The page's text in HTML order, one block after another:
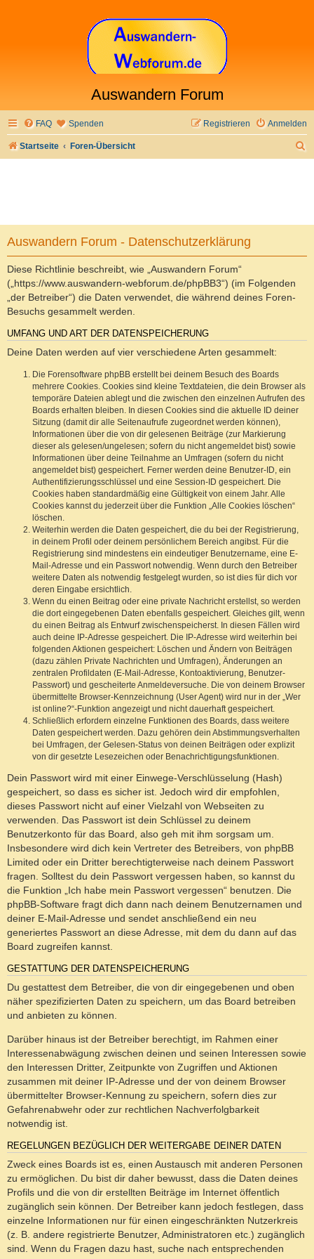
Auswandern Forum
FAQ Spenden Anmelden
Registrieren
Startseite Foren-Übersicht
Auswandern Forum - Datenschutzerklärung
Diese Richtlinie beschreibt, wie „Auswandern Forum“
(„https://www.auswandern-webforum.de/phpBB3“) (im Folgenden
„der Betreiber“) die Daten verwendet, die während deines Foren-
Besuchs gesammelt werden.
UMFANG UND ART DER DATENSPEICHERUNG
Deine Daten werden auf vier verschiedene Arten gesammelt:
Die Forensoftware phpBB erstellt bei deinem Besuch des Boards
mehrere Cookies. Cookies sind kleine Textdateien, die dein Browser als
temporäre Dateien ablegt und die zwischen den einzelnen Aufrufen des
Boards erhalten bleiben. In diesen Cookies sind die aktuelle ID deiner
Sitzung (damit dir alle Seitenaufrufe zugeordnet werden können),
Informationen über die von dir gelesenen Beiträge (zur Markierung
dieser als gelesen/ungelesen; sofern du nicht angemeldet bist) sowie
Informationen über deine Teilnahme an Umfragen (sofern du nicht
angemeldet bist) gespeichert. Ferner werden deine Benutzer-ID, ein
Authentifizierungsschlüssel und eine Session-ID gespeichert. Die
Cookies haben standardmäßig eine Gültigkeit von einem Jahr. Alle
Cookies kannst du jederzeit über die Funktion „Alle Cookies löschen“
löschen.
Weiterhin werden die Daten gespeichert, die du bei der Registrierung,
in deinem Profil oder deinem persönlichem Bereich angibst. Für die
Registrierung sind mindestens ein eindeutiger Benutzername, eine E-
Mail-Adresse und ein Passwort notwendig. Wenn durch den Betreiber
weitere Daten als notwendig festgelegt wurden, so ist dies für dich vor
deren Eingabe ersichtlich.
Wenn du einen Beitrag oder eine private Nachricht erstellst, so werden
die dort eingegebenen Daten ebenfalls gespeichert. Gleiches gilt, wenn
du einen Beitrag als Entwurf zwischenspeicherst. In diesen Fällen wird
auch deine IP-Adresse gespeichert. Die IP-Adresse wird weiterhin bei
folgenden Aktionen gespeichert: Löschen und Ändern von Beiträgen
(dazu zählen Private Nachrichten und Umfragen), Änderungen an
zentralen Profildaten (E-Mail-Adresse, Kontoaktivierung, Benutzer-
Passwort) und gescheiterte Anmeldeversuche. Die von deinem Browser
übermittelte Browser-Kennzeichnung (User Agent) wird nur in der „Wer
ist online?“-Funktion angezeigt und nicht dauerhaft gespeichert.
Schließlich erfordern einzelne Funktionen des Boards, dass weitere
Daten gespeichert werden. Dazu gehören dein Abstimmungsverhalten
bei Umfragen, der Gelesen-Status von deinen Beiträgen oder explizit
von dir gesetzte Lesezeichen oder Benachrichtigungsfunktionen.
Dein Passwort wird mit einer Einwege-Verschlüsselung (Hash)
gespeichert, so dass es sicher ist. Jedoch wird dir empfohlen,
dieses Passwort nicht auf einer Vielzahl von Webseiten zu
verwenden. Das Passwort ist dein Schlüssel zu deinem
Benutzerkonto für das Board, also geh mit ihm sorgsam um.
Insbesondere wird dich kein Vertreter des Betreibers, von phpBB
Limited oder ein Dritter berechtigterweise nach deinem Passwort
fragen. Solltest du dein Passwort vergessen haben, so kannst du
die Funktion „Ich habe mein Passwort vergessen“ benutzen. Die
phpBB-Software fragt dich dann nach deinem Benutzernamen und
deiner E-Mail-Adresse und sendet anschließend ein neu
generiertes Passwort an diese Adresse, mit dem du dann auf das
Board zugreifen kannst.
GESTATTUNG DER DATENSPEICHERUNG
Du gestattest dem Betreiber, die von dir eingegebenen und oben
näher spezifizierten Daten zu speichern, um das Board betreiben
und anbieten zu können.
Darüber hinaus ist der Betreiber berechtigt, im Rahmen einer
Interessenabwägung zwischen deinen und seinen Interessen sowie
den Interessen Dritter, Zeitpunkte von Zugriffen und Aktionen
zusammen mit deiner IP-Adresse und der von deinem Browser
übermittelter Browser-Kennung zu speichern, sofern dies zur
Gefahrenabwehr oder zur rechtlichen Nachverfolgbarkeit
notwendig ist.
REGELUNGEN BEZÜGLICH DER WEITERGABE DEINER DATEN
Zweck eines Boards ist es, einen Austausch mit anderen Personen
zu ermöglichen. Du bist dir daher bewusst, dass die Daten deines
Profils und die von dir erstellten Beiträge im Internet öffentlich
zugänglich sein können. Der Betreiber kann jedoch festlegen, dass
einzelne Informationen nur für einen eingeschränkten Nutzerkreis
(z. B. andere registrierte Benutzer, Administratoren etc.) zugänglich
sind. Wenn du Fragen dazu hast, suche nach entsprechenden